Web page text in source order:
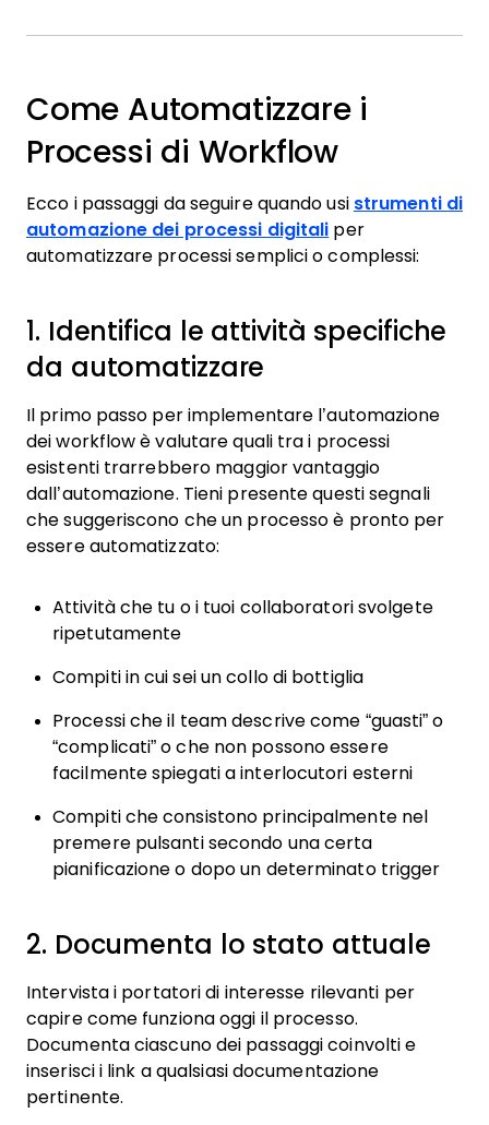
Come Automatizzare i
Processi di Workflow
Ecco i passaggi da seguire quando usi strumenti di
automazione dei processi digitali per
automatizzare processi semplici o complessi:
1. Identifica le attività specifiche
da automatizzare
Il primo passo per implementare l’automazione
dei workflow è valutare quali tra i processi
esistenti trarrebbero maggior vantaggio
dall’automazione. Tieni presente questi segnali
che suggeriscono che un processo è pronto per
essere automatizzato:
Attività che tu o i tuoi collaboratori svolgete
ripetutamente
Compiti in cui sei un collo di bottiglia
Processi che il team descrive come “guasti” o
“complicati” o che non possono essere
facilmente spiegati a interlocutori esterni
Compiti che consistono principalmente nel
premere pulsanti secondo una certa
pianificazione o dopo un determinato trigger
2. Documenta lo stato attuale
Intervista i portatori di interesse rilevanti per
capire come funziona oggi il processo.
Documenta ciascuno dei passaggi coinvolti e
inserisci i link a qualsiasi documentazione
pertinente.